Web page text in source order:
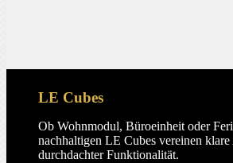
LE Cubes
Ob Wohnmodul, Büroeinheit oder
nachhaltigen LE Cubes vereinen
durchdachter Funktionalität.